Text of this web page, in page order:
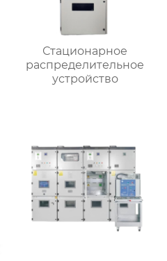
Стационарное
распределительное
устройство